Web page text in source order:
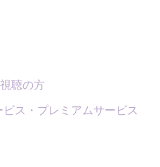
聴の方
ス・プレミアムサービス